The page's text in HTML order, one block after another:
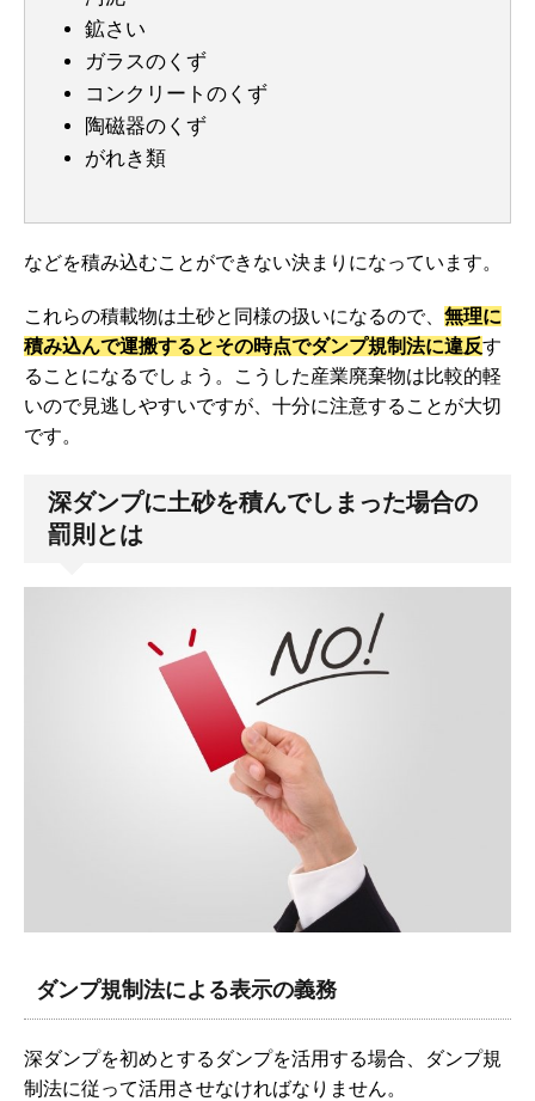
鉱さい
ガラスのくず
コンクリートのくず
陶磁器のくず
がれき類
などを積み込むことができない決まりになっています。
これらの積載物は土砂と同様の扱いになるので、 無理に
積み込んで運搬するとその時点でダンプ規制法に違反す
ることになるでしょう。こうした産業廃棄物は比較的軽
いので見逃しやすいですが、十分に注意することが大切
です。
深ダンプに土砂を積んでしまった場合の
罰則とは
ダンプ規制法による表示の義務
深ダンプを初めとするダンプを活用する場合、ダンプ規
制法に従って活用させなければなりません。